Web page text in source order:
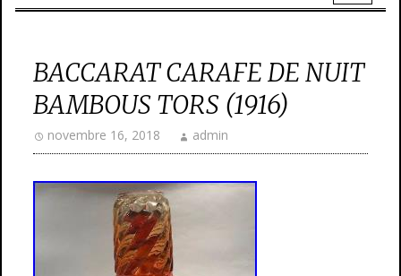
BACCARAT CARAFE DE NUIT
BAMBOUS TORS (1916)
novembre 16, 2018 admin